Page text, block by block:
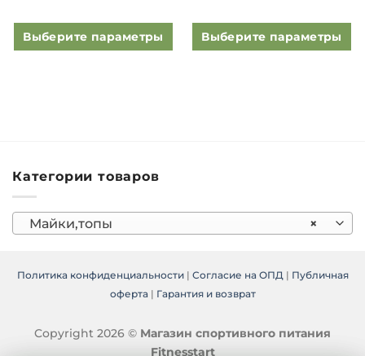
Выберите параметры
выбрать
на
странице
товара.
Выберите параметры
странице
товара.
Категории товаров
×
Майки,топы
Политика конфиденциальности| Согласие на ОПД | Публичная
оферта | Гарантия и возврат
Copyright 2026 © Магазин спортивного питания
Fitnesstart